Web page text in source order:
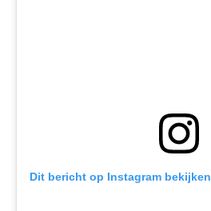
Dit bericht op Instagram bekijken